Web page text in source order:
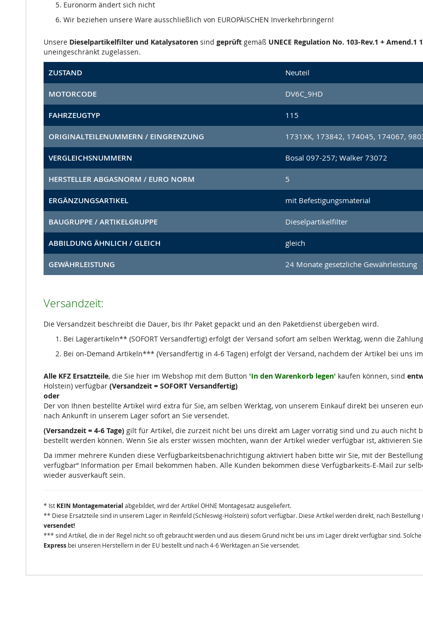
Euronorm ändert sich nicht
Wir beziehen unsere Ware ausschließlich von EUROPÄISCHEN Inverkehrbringern!
Unsere Dieselpartikelfilter und Katalysatoren sind geprüft gemäß UNECE Regulation No. 103-Rev.1 + Amend.1
uneingeschränkt zugelassen.
ZUSTAND Neuteil
MOTORCODE DV6C_9HD
FAHRZEUGTYP 115
ORIGINALTEILENUMMERN / EINGRENZUNG 1731XK, 173842, 174045, 174067,
VERGLEICHSNUMMERN Bosal 097-257; Walker 73072
HERSTELLER ABGASNORM / EURO NORM 5
ERGÄNZUNGSARTIKEL mit Befestigungsmaterial
BAUGRUPPE / ARTIKELGRUPPE Dieselpartikelfilter
ABBILDUNG ÄHNLICH / GLEICH gleich
GEWÄHRLEISTUNG 24 Monate gesetzliche Gewährleistung
Versandzeit:
Die Versandzeit beschreibt die Dauer, bis Ihr Paket gepackt und an den Paketdienst übergeben wird.
Bei Lagerartikeln** (SOFORT Versandfertig) erfolgt der Versand sofort am selben Werktag, wenn die
Bei on-Demand Artikeln*** (Versandfertig in 4-6 Tagen) erfolgt der Versand, nachdem der Artikel bei uns
Alle KFZ Ersatzteile, die Sie hier im Webshop mit dem Button 'In den Warenkorb legen' kaufen können, sind
Holstein) verfügbar (Versandzeit = SOFORT Versandfertig)
oder
Der von Ihnen bestellte Artikel wird extra für Sie, am selben Werktag, von unserem Einkauf direkt bei unseren
nach Ankunft in unserem Lager sofort an Sie versendet.
(Versandzeit = 4-6 Tage) gilt für Artikel, die zurzeit nicht bei uns direkt am Lager vorrätig sind und zu auch nicht
bestellt werden können. Wenn Sie als erster wissen möchten, wann der Artikel wieder verfügbar ist, aktivieren
Da immer mehrere Kunden diese Verfügbarkeitsbenachrichtigung aktiviert haben bitte wir Sie, mit der
verfügbar“ Information per Email bekommen haben. Alle Kunden bekommen diese Verfügbarkeits-E-Mail zur
wieder ausverkauft sein.
* Ist KEIN Montagematerial abgebildet, wird der Artikel OHNE Montagesatz ausgeliefert.
** Diese Ersatzteile sind in unserem Lager in Reinfeld (Schleswig-Holstein) sofort verfügbar. Diese Artikel werden direkt, nach Bestellung
versendet!
*** sind Artikel, die in der Regel nicht so oft gebraucht werden und aus diesem Grund nicht bei uns im Lager direkt verfügbar sind.
Express bei unseren Herstellern in der EU bestellt und nach 4-6 Werktagen an Sie versendet.